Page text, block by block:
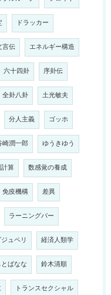
ドラッカー
言伝 エネルギー構造
六十四卦 序卦伝
全卦八卦 土光敏夫
分人主義 ゴッホ
崎潤一郎 ゆうきゆう
算 数感覚の養成
免疫機構 差異
ラーニングバー
ュペリ 経済人類学
ばなな 鈴木清順
トランスセクシャル